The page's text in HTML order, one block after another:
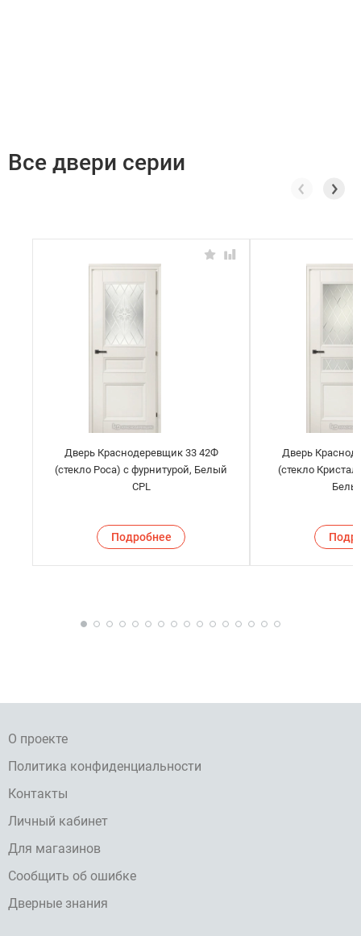
Все двери серии
Дверь Краснодеревщик 33 42Ф
(стекло Роса) с фурнитурой, Белый
CPL
Подробнее
Дверь
(стекло
О проекте
Политика конфиденциальности
Контакты
Личный кабинет
Для магазинов
Сообщить об ошибке
Дверные знания